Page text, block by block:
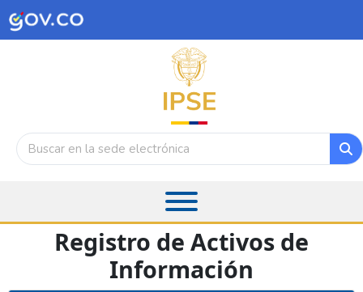
Registro de Activos de
Información